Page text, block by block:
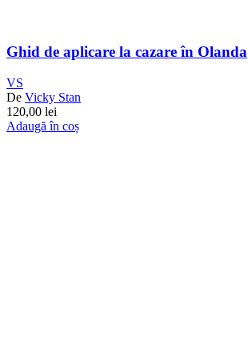
Ghid de aplicare la cazare în Olanda
VS
De Vicky Stan
120,00 lei
Adaugă în coș